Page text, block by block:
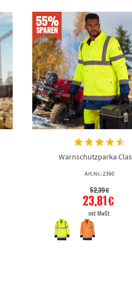
55%
SPAREN
Warnschutzparka
Art.Nr.: 2360
52,39 €
23,81 €
mit MwSt.